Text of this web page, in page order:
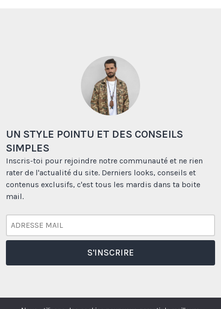
UN STYLE POINTU ET DES CONSEILS
SIMPLES
Inscris-toi pour rejoindre notre communauté et ne rien
rater de l'actualité du site. Derniers looks, conseils et
contenus exclusifs, c'est tous les mardis dans ta boite
mail.